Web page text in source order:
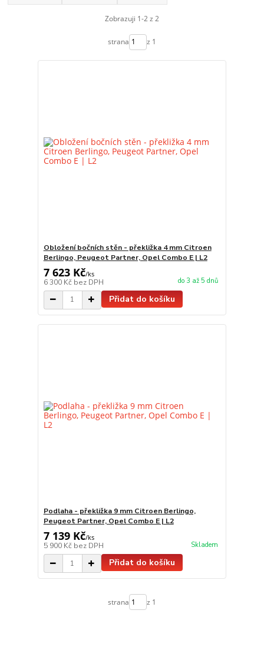
Zobrazuji 1-2 z 2
strana z 1
Obložení bočních stěn - překližka 4 mm Citroen
Berlingo, Peugeot Partner, Opel Combo E | L2
7 623 Kč/ks
6 300 Kč bez DPH do 3 až 5 dnů
Přidat do košíku
Podlaha - překližka 9 mm Citroen Berlingo,
Peugeot Partner, Opel Combo E | L2
7 139 Kč/ks
5 900 Kč bez DPH Skladem
Přidat do košíku
strana z 1